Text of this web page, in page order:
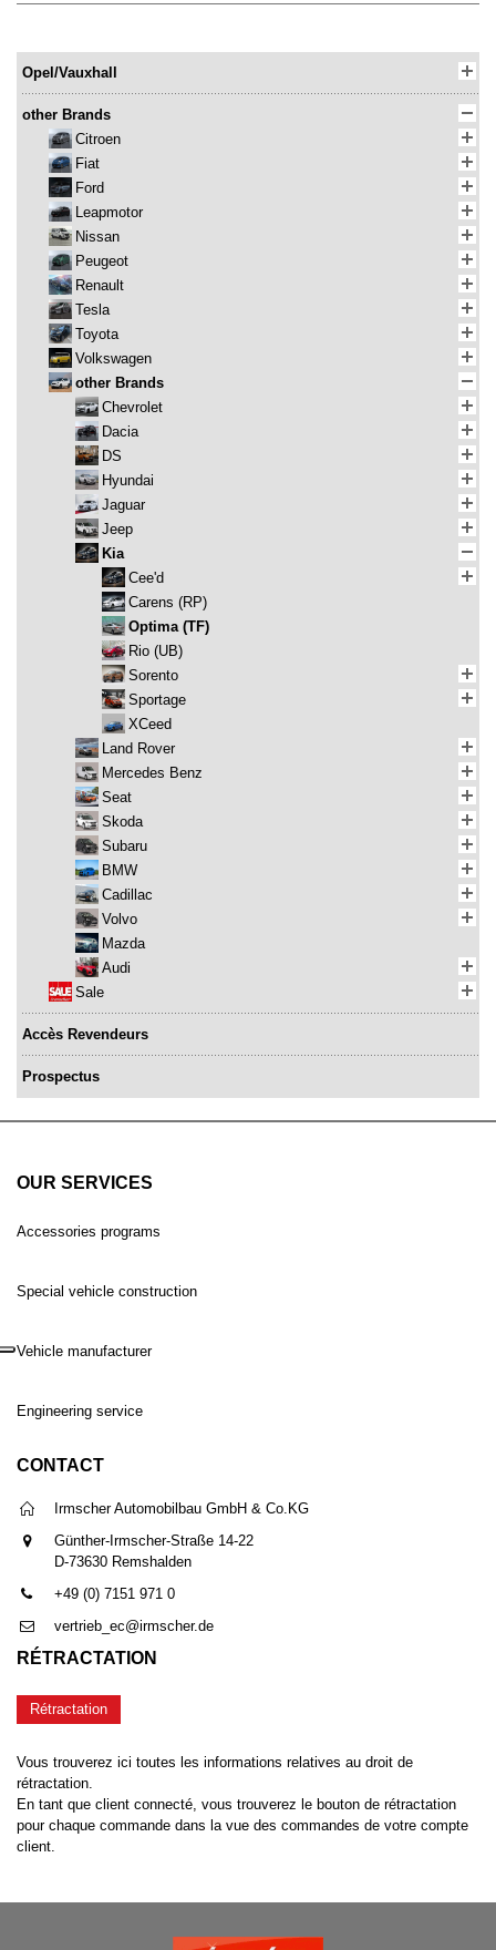
Opel/Vauxhall
other Brands
Citroen
Fiat
Ford
Leapmotor
Nissan
Peugeot
Renault
Tesla
Toyota
Volkswagen
other Brands
Chevrolet
Dacia
DS
Hyundai
Jaguar
Jeep
Kia
Cee'd
Carens (RP)
Optima (TF)
Rio (UB)
Sorento
Sportage
XCeed
Land Rover
Mercedes Benz
Seat
Skoda
Subaru
BMW
Cadillac
Volvo
Mazda
Audi
Sale
Accès Revendeurs
Prospectus
OUR SERVICES
Accessories programs
Special vehicle construction
Vehicle manufacturer
Engineering service
CONTACT
Irmscher Automobilbau GmbH & Co.KG
Günther-Irmscher-Straße 14-22
D-73630 Remshalden
+49 (0) 7151 971 0
vertrieb_ec@irmscher.de
RÉTRACTATION
Rétractation
Vous trouverez ici toutes les informations relatives au droit de
rétractation.
En tant que client connecté, vous trouverez le bouton de rétractation
pour chaque commande dans la vue des commandes de votre compte
client.